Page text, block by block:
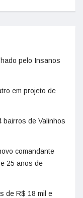
pelo Insanos
em projeto de
bairros de Valinhos
comandante
25 anos de
de R$ 18 mil e